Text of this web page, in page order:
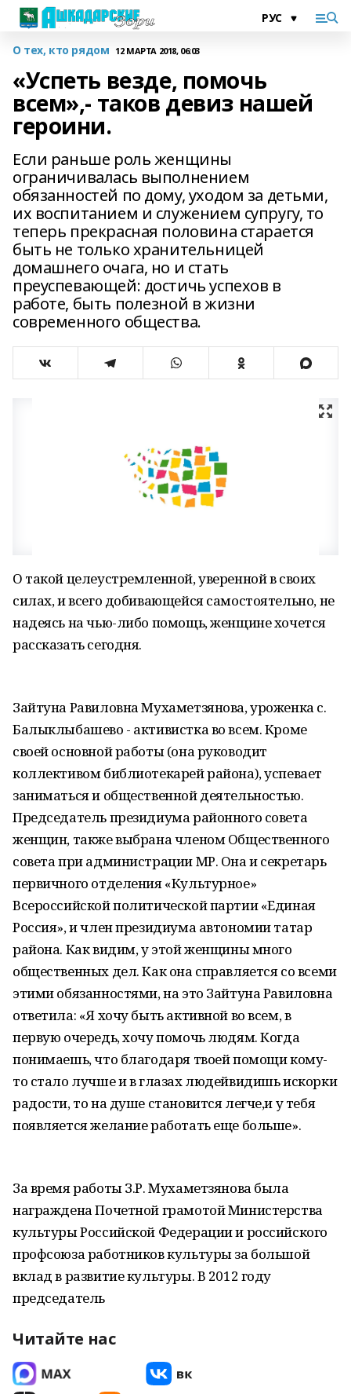
О тех, кто рядом 12 МАРТА 2018, 06:03
«Успеть везде, помочь
всем»,- таков девиз нашей
героини.
Если раньше роль женщины
ограничивалась выполнением
обязанностей по дому, уходом за детьми,
их воспитанием и служением супругу, то
теперь прекрасная половина старается
быть не только хранительницей
домашнего очага, но и стать
преуспевающей: достичь успехов в
работе, быть полезной в жизни
современного общества.
О такой целеустремленной, уверенной в своих
силах, и всего добивающейся самостоятельно, не
надеясь на чью-либо помощь, женщине хочется
рассказать сегодня.
Зайтуна Равиловна Мухаметзянова, уроженка с.
Балыклыбашево - активистка во всем. Кроме
своей основной работы (она руководит
коллективом библиотекарей района), успевает
заниматься и общественной деятельностью.
Председатель президиума районного совета
женщин, также выбрана членом Общественного
совета при администрации МР. Она и секретарь
первичного отделения «Культурное»
Всероссийской политической партии «Единая
Россия», и член президиума автономии татар
района. Как видим, у этой женщины много
общественных дел. Как она справляется со всеми
этими обязанностями, на это Зайтуна Равиловна
ответила: «Я хочу быть активной во всем, в
первую очередь, хочу помочь людям. Когда
понимаешь, что благодаря твоей помощи кому-
то стало лучше и в глазах людейвидишь искорки
радости, то на душе становится легче,и у тебя
появляется желание работать еще больше».
За время работы З.Р. Мухаметзянова была
награждена Почетной грамотой Министерства
культуры Российской Федерации и российского
профсоюза работников культуры за большой
вклад в развитие культуры. В 2012 году
председатель
Читайте нас